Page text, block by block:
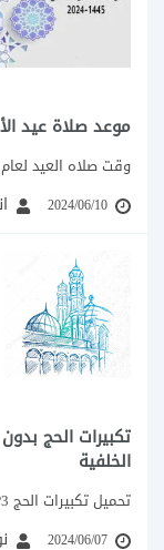
موعد صلاة عيد الأضحى 2026 في
2024/06/10
الخلفية
2024/06/07